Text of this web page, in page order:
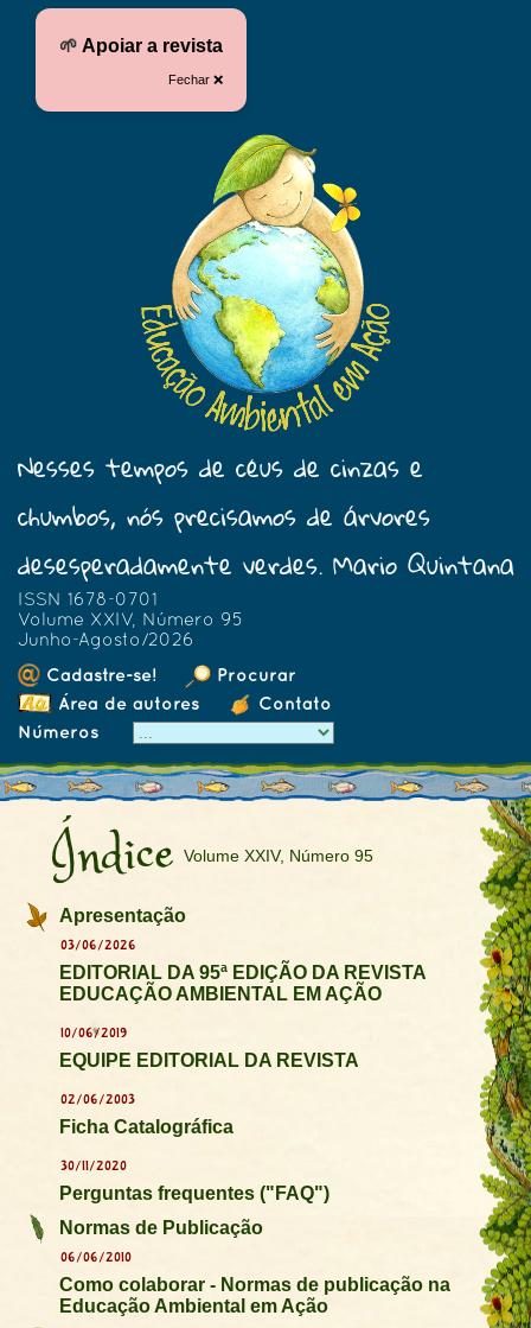
🌱 Apoiar a revista
Fechar ❌
Nesses tempos de céus de cinzas e
chumbos, nós precisamos de árvores
desesperadamente verdes. Mario Quintana
ISSN 1678-0701
Volume XXIV, Número 95
Junho-Agosto/2026
Cadastre-se!
Procurar
Área de autores
Contato
Números
Índice Volume XXIV, Número 95
Apresentação
03/06/2026
EDITORIAL DA 95ª EDIÇÃO DA REVISTA
EDUCAÇÃO AMBIENTAL EM AÇÃO
10/06/2019
EQUIPE EDITORIAL DA REVISTA
02/06/2003
Ficha Catalográfica
30/11/2020
Perguntas frequentes ("FAQ")
Normas de Publicação
06/06/2010
Como colaborar - Normas de publicação na
Educação Ambiental em Ação